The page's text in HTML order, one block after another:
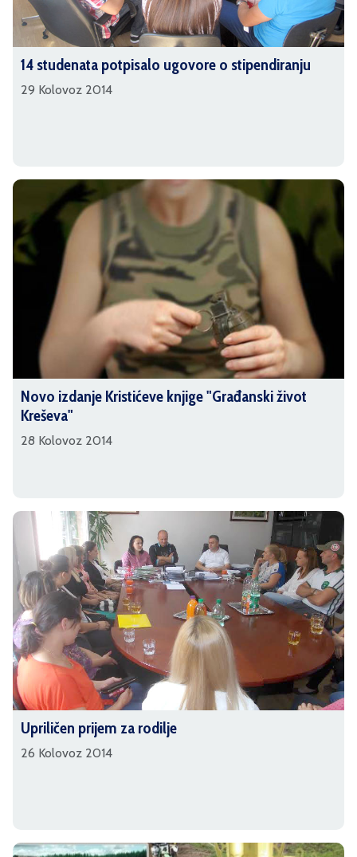
14 studenata potpisalo ugovore o stipendiranju
29 Kolovoz 2014
Novo izdanje Kristićeve knjige "Građanski život
Kreševa"
28 Kolovoz 2014
Upriličen prijem za rodilje
26 Kolovoz 2014